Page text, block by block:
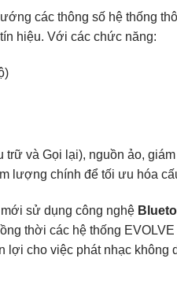
các thông số hệ thống
hiệu. Với các chức năng:
và Gọi lại), nguồn ảo,
lượng chính để tối ưu hóa
sử dụng công nghệ
thời các hệ thống
cho việc phát nhạc không